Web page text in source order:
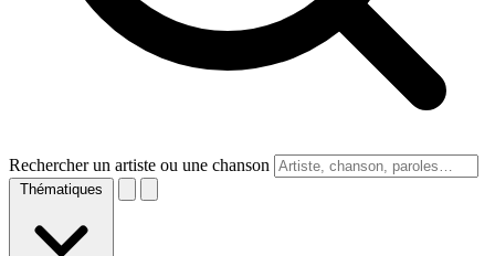
Rechercher un artiste ou une chanson
Thématiques